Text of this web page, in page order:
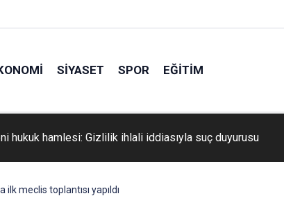
SIYASET SPOR EĞITIM
hukuk hamlesi: Gizlilik ihlali iddiasıyla suç duyurusu
ilk meclis toplantısı yapıldı